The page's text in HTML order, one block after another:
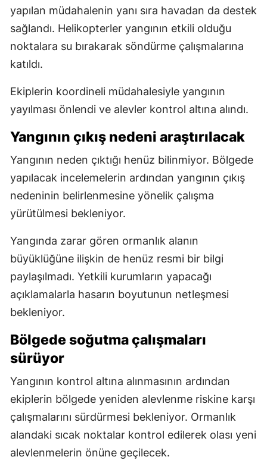
yapılan müdahalenin yanı sıra havadan da destek
sağlandı. Helikopterler yangının etkili olduğu
noktalara su bırakarak söndürme çalışmalarına
katıldı.
Ekiplerin koordineli müdahalesiyle yangının
yayılması önlendi ve alevler kontrol altına alındı.
Yangının çıkış nedeni araştırılacak
Yangının neden çıktığı henüz bilinmiyor. Bölgede
yapılacak incelemelerin ardından yangının çıkış
nedeninin belirlenmesine yönelik çalışma
yürütülmesi bekleniyor.
Yangında zarar gören ormanlık alanın
büyüklüğüne ilişkin de henüz resmi bir bilgi
paylaşılmadı. Yetkili kurumların yapacağı
açıklamalarla hasarın boyutunun netleşmesi
bekleniyor.
Bölgede soğutma çalışmaları
sürüyor
Yangının kontrol altına alınmasının ardından
ekiplerin bölgede yeniden alevlenme riskine karşı
çalışmalarını sürdürmesi bekleniyor. Ormanlık
alandaki sıcak noktalar kontrol edilerek olası yeni
alevlenmelerin önüne geçilecek.